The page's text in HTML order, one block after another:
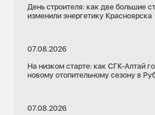
День строителя: как две большие
изменили энергетику Красноярска
07.08.2026
На низком старте: как СГК-Алтай
новому отопительному сезону в
07.08.2026